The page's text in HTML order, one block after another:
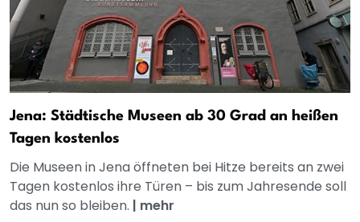
Jena: Städtische Museen ab 30 Grad an heißen
Tagen kostenlos
Die Museen in Jena öffneten bei Hitze bereits an zwei
Tagen kostenlos ihre Türen – bis zum Jahresende soll
das nun so bleiben. | mehr